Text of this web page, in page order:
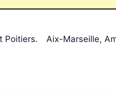
Poitiers. Aix-Marseille,